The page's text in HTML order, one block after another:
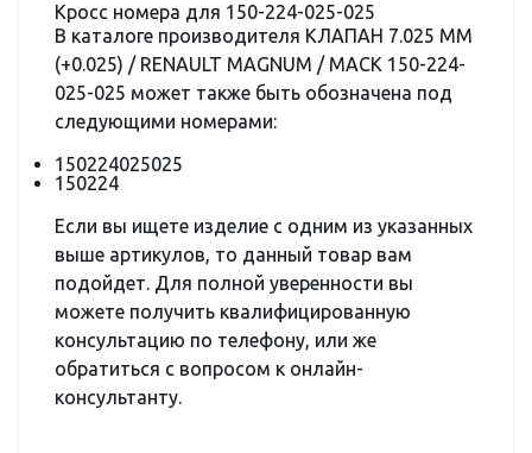
Кросс номера для 150-224-025-025
В каталоге производителя КЛАПАН 7.025 ММ
(+0.025) / RENAULT MAGNUM / MACK 150-224-
025-025 может также быть обозначена под
следующими номерами:
150224025025
150224
Если вы ищете изделие с одним из указанных
выше артикулов, то данный товар вам
подойдет. Для полной уверенности вы
можете получить квалифицированную
консультацию по телефону, или же
обратиться с вопросом к онлайн-
консультанту.